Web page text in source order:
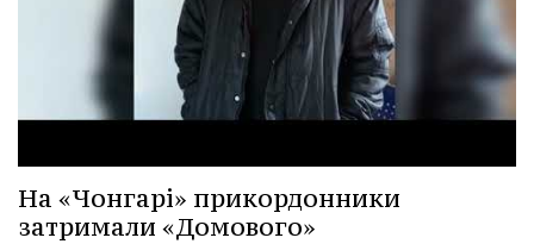
На «Чонгарі» прикордонники
затримали «Домового»